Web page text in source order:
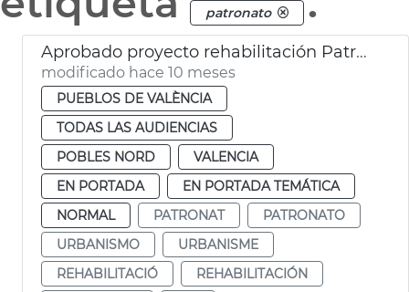
patronato
Aprobado proyecto rehabilitación Patronato Benifaraig
modificado hace 10 meses
PUEBLOS DE VALÈNCIA
TODAS LAS AUDIENCIAS
POBLES NORD
VALENCIA
EN PORTADA
EN PORTADA TEMÁTICA
NORMAL
PATRONAT
PATRONATO
URBANISMO
URBANISME
REHABILITACIÓ
REHABILITACIÓN